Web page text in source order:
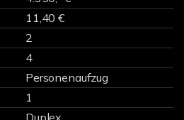
11,40 €
2
4
Personenaufzug
1
Duplex